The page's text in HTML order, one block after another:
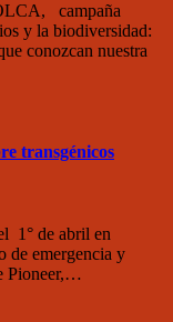
campaña
y la biodiversidad:
conozcan nuestra
transgénicos
1° de abril en
de emergencia y
Pioneer,…